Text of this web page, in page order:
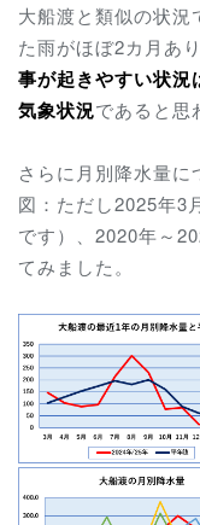
大船渡と類似の状況
た雨がほぼ2カ月あ
事が起きやすい状況
気象状況であると思
さらに月別降水量
図：ただし2025年3
です）
、2020年～
てみました。